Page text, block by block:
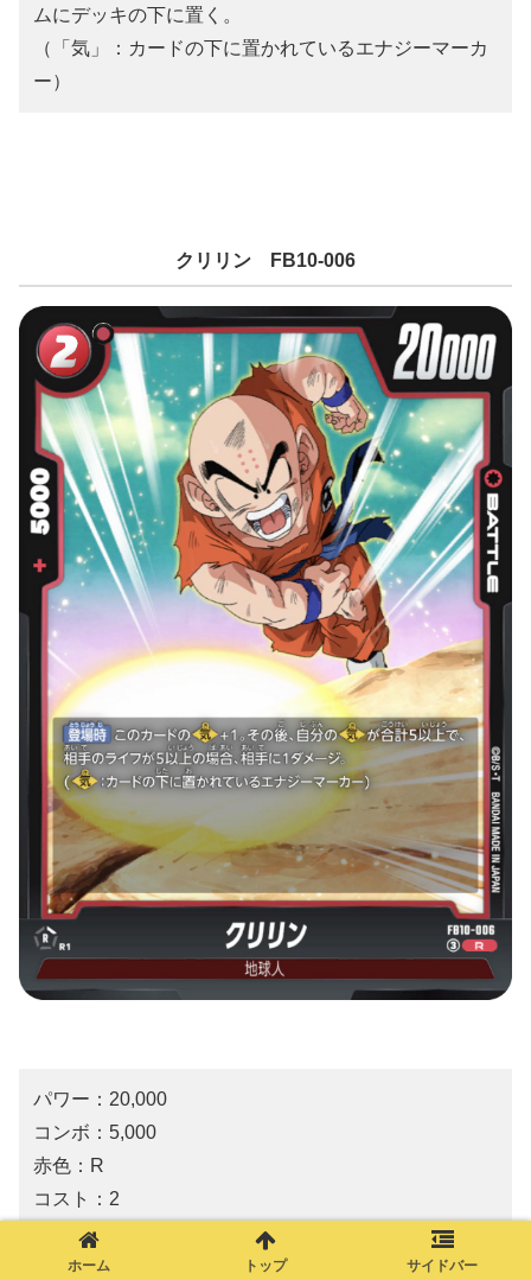
ムにデッキの下に置く。
（「気」：カードの下に置かれているエナジーマーカ
ー）
クリリン FB10-006
パワー：20,000
コンボ：5,000
赤色：R
コスト：2
【特徴】
ホーム トップ サイドバー